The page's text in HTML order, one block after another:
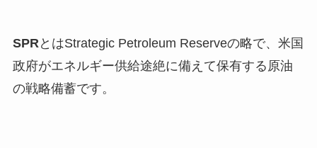
SPRとはStrategic Petroleum Reserveの略で、米国
政府がエネルギー供給途絶に備えて保有する原油
の戦略備蓄です。